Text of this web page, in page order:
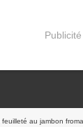
Publicité
au jambon fromage pour